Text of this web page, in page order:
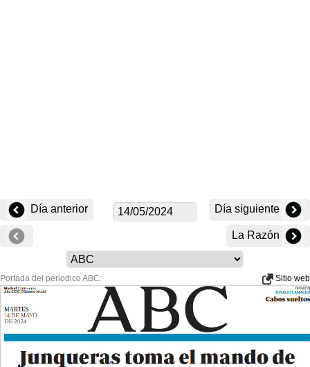
Día anterior Día siguiente
La Razón
Portada del periodico ABC: Sitio web